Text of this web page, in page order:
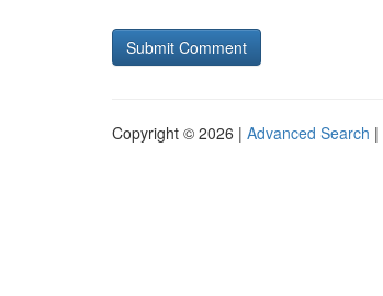
Copyright © 2026 | Advanced Search |